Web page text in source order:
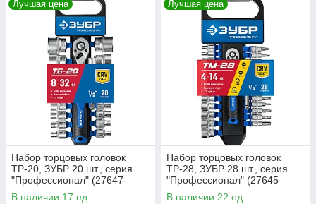
Лучшая цена
Набор торцовых головок
ТР-20, ЗУБР 20 шт., серия
"Профессионал" (27647-
H20_z01)
В наличии 17 ед.
Лучшая цена
Набор торцовых головок
ТР-28, ЗУБР 28 шт., серия
"Профессионал" (27645-
H28_z01)
В наличии 22 ед.